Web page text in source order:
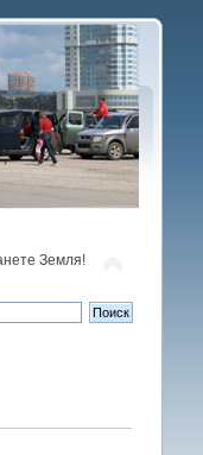
Земля!